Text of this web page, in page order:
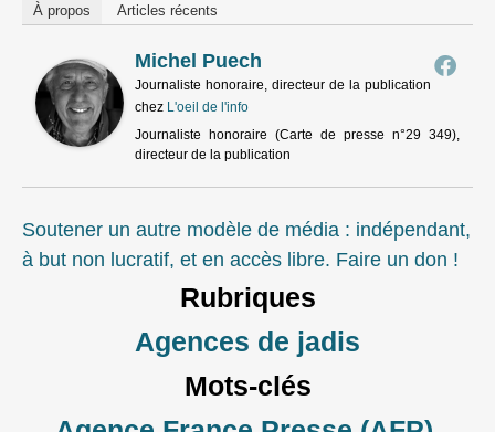
À propos Articles récents
Michel Puech
Journaliste honoraire, directeur de la publication
chez L'oeil de l'info
Journaliste honoraire (Carte de presse n°29 349),
directeur de la publication
Soutener un autre modèle de média : indépendant,
à but non lucratif, et en accès libre. Faire un don !
Rubriques
Agences de jadis
Mots-clés